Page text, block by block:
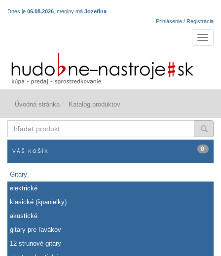
Dnes je 06.08.2026 , meniny má Jozefína
Prihlásenie / Registrácia
Úvodná stránka Katalóg produktov
produkt
VÁŠ KOŠÍK 0
Gitary
elektrické
klasické (španielky)
akustické
gitary pre ľavákov
12 strunové gitary